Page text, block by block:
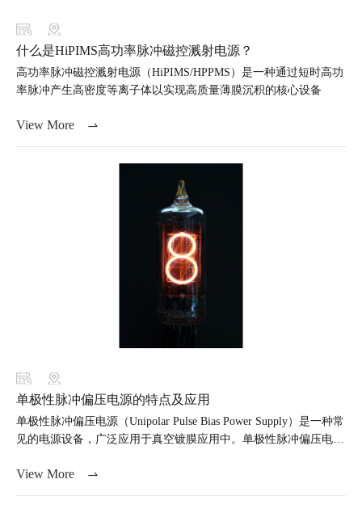
什么是HiPIMS高功率脉冲磁控溅射电源？
高功率脉冲磁控溅射电源（HiPIMS/HPPMS）是一种通过短时高功
率脉冲产生高密度等离子体以实现高质量薄膜沉积的核心设备
View More
单极性脉冲偏压电源的特点及应用
单极性脉冲偏压电源（Unipolar Pulse Bias Power Supply）是一种常
见的电源设备，广泛应用于真空镀膜应用中。单极性脉冲偏压电源
电压是脉冲式的
View More